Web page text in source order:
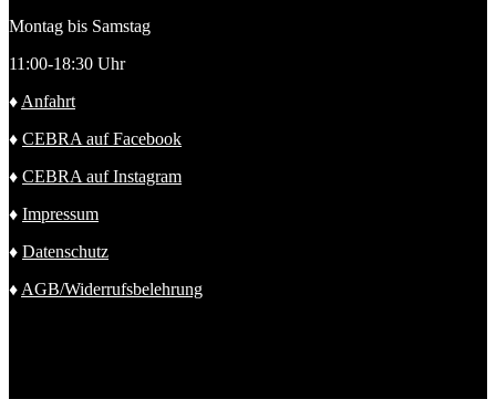
Montag bis Samstag
11:00-18:30 Uhr
♦Anfahrt
♦ CEBRA auf Facebook
♦ CEBRA auf Instagram
♦ Impressum
♦ Datenschutz
♦AGB/Widerrufsbelehrung